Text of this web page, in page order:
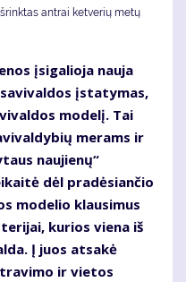
antrai ketverių metų
įsigalioja nauja
įstatymas,
modelį. Tai
merams ir
naujienų“
dėl pradėsiančio
modelio klausimus
kurios viena iš
Į juos atsakė
ir vietos